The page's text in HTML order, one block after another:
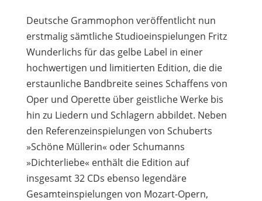
Deutsche Grammophon veröffentlicht nun
erstmalig sämtliche Studioeinspielungen Fritz
Wunderlichs für das gelbe Label in einer
hochwertigen und limitierten Edition, die die
erstaunliche Bandbreite seines Schaffens von
Oper und Operette über geistliche Werke bis
hin zu Liedern und Schlagern abbildet. Neben
den Referenzeinspielungen von Schuberts
»Schöne Müllerin« oder Schumanns
»Dichterliebe« enthält die Edition auf
insgesamt 32 CDs ebenso legendäre
Gesamteinspielungen von Mozart-Opern,